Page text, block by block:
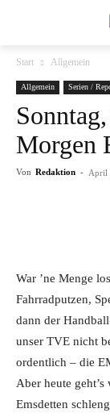
Start Allgemein
Allgemein Serien /
Morgen
Von Redaktion - April
War ’ne Menge
Fahrradputzen,
dann der
unser TVE nicht
ordentlich – die
Aber heute
Emsdetten